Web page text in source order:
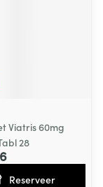
voorschrift
Viatris 60mg
28
Reserveer